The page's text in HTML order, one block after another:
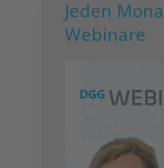
Jeden
Webinare